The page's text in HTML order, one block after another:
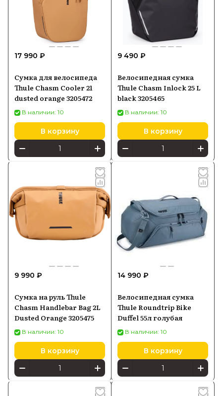
17 990 ₽
Сумка для велосипеда
Thule Chasm Cooler 21
dusted orange 3205472
В наличии: 10
В корзину
9 490 ₽
Велосипедная сумка
Thule Chasm Inlock 25 L
black 3205465
В наличии: 10
В корзину
9 990 ₽
Сумка на руль Thule
Chasm Handlebar Bag 2L
Dusted Orange 3205475
В наличии: 10
В корзину
14 990 ₽
Велосипедная сумка
Thule Roundtrip Bike
Duffel 55л голубая
В наличии: 10
В корзину